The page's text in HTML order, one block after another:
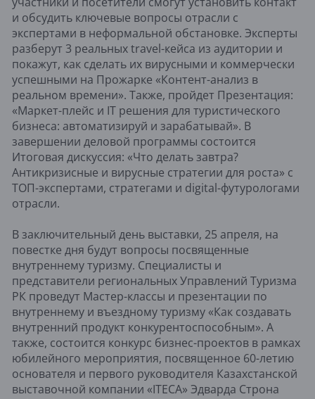
и обсудить ключевые вопросы отрасли с
экспертами в неформальной обстановке. Эксперты
разберут 3 реальных travel-кейса из аудитории и
покажут, как сделать их вирусными и коммерчески
успешными на Прожарке «Контент-анализ в
реальном времени». Также, пройдет Презентация:
«Маркет-плейс и IT решения для туристического
бизнеса: автоматизируй и зарабатывай». В
завершении деловой программы состоится
Итоговая дискуссия: «Что делать завтра?
Антикризисные и вирусные стратегии для роста» с
ТОП-экспертами, стратегами и digital-футурологами
отрасли.
В заключительный день выставки, 25 апреля, на
повестке дня будут вопросы посвященные
внутреннему туризму. Специалисты и
представители региональных Управлений Туризма
РК проведут Мастер-классы и презентации по
внутреннему и въездному туризму «Как создавать
внутренний продукт конкурентоспособным». А
также, состоится конкурс бизнес-проектов в рамках
юбилейного мероприятия, посвященное 60-летию
основателя и первого руководителя Казахстанской
выставочной компании «ITECA» Эдварда Строна